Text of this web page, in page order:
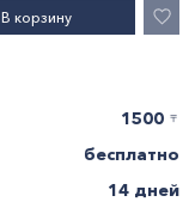
В корзину
1500 〒
бесплатно
14 дней